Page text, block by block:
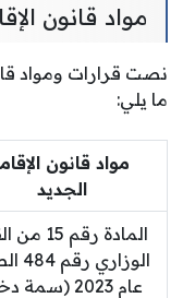
مواد قانون
نصت قرارات ومواد
ما يلي:
مواد قانون
الجديد
المادة رقم
عام 2023